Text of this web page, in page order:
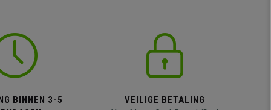
BINNEN 3-5
VEILIGE BETALING